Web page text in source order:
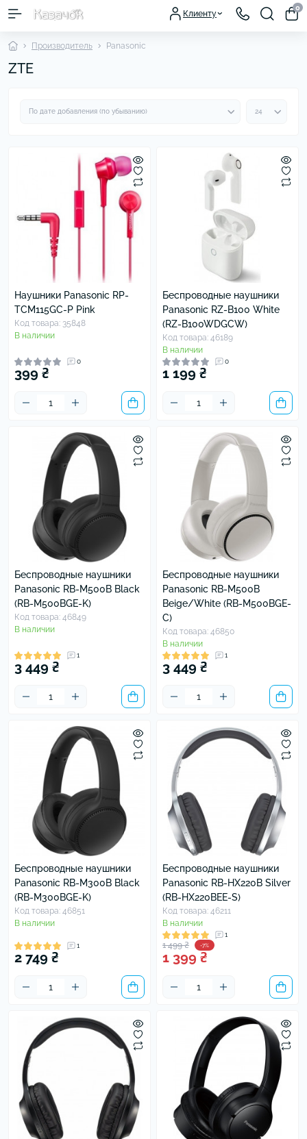
Клиенту
0
Производитель Panasonic
ZTE
Наушники Panasonic RP-
TCM115GC-P Pink
Код товара: 35848
В наличии
0
399 ₴
Беспроводные наушники
Panasonic RZ-B100 White
(RZ-B100WDGCW)
Код товара: 46189
В наличии
0
1 199 ₴
Беспроводные наушники
Panasonic RB-M500B Black
(RB-M500BGE-K)
Код товара: 46849
В наличии
1
3 449 ₴
Беспроводные наушники
Panasonic RB-M500B
Beige/White (RB-M500BGE-
C)
Код товара: 46850
В наличии
1
3 449 ₴
Беспроводные наушники
Panasonic RB-M300B Black
(RB-M300BGE-K)
Код товара: 46851
В наличии
1
2 749 ₴
Беспроводные наушники
Panasonic RB-HX220B Silver
(RB-HX220BEE-S)
Код товара: 46211
В наличии
1
1 499 ₴ -7%
1 399 ₴